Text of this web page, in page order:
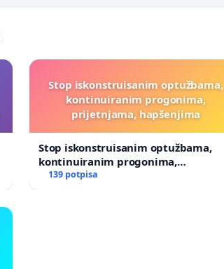
Stop iskonstruisanim optužbama,
kontinuiranim progonima,
prijetnjama, hapšenjima
Stop iskonstruisanim optužbama,
kontinuiranim progonima,
prijetnjama, hapšenjima
139 potpisa